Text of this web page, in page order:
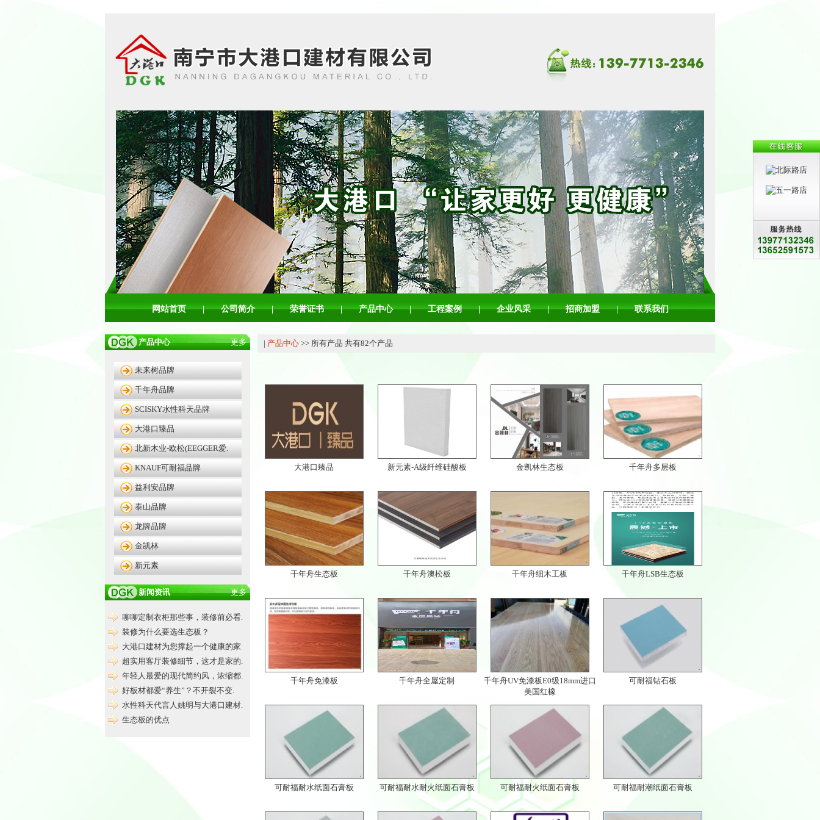
网站首页 | 公司简介 | 荣誉证书 | 产品中心 | 工程案例 | 企业风采 | 招商加盟 | 联系我们
产品中心 更多
未来树品牌
千年舟品牌
SCISKY水性科天品牌
大港口臻品
北新木业-欧松(EEGGER爱.
KNAUF可耐福品牌
益利安品牌
泰山品牌
龙牌品牌
金凯林
新元素
新闻资讯 更多
聊聊定制衣柜那些事，装修前必看.
装修为什么要选生态板？
大港口建材为您撑起一个健康的家
超实用客厅装修细节，这才是家的.
年轻人最爱的现代简约风，浓缩都.
好板材都爱“养生”？不开裂不变.
水性科天代言人姚明与大港口建材.
生态板的优点
| 产品中心 >> 所有产品 共有82个产品
大港口臻品 新元素-A级纤维硅酸板 金凯林生态板 千年舟多层板
千年舟生态板 千年舟澳松板 千年舟细木工板 千年舟LSB生态板
千年舟免漆板 千年舟全屋定制
千年舟UV免漆板E0级18mm进口
美国红橡
可耐福钻石板
可耐福耐水纸面石膏板 可耐福耐水耐火纸面石膏板 可耐福耐火纸面石膏板 可耐福耐潮纸面石膏板